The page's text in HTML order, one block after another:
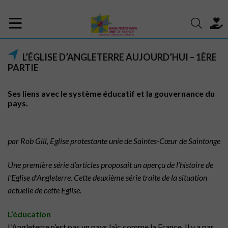
L’ÉGLISE D’ANGLETERRE AUJOURD’HUI – 1ÈRE
PARTIE
Ses liens avec le système éducatif et la gouvernance du
pays.
par Rob Gill, Eglise protestante unie de Saintes-Cœur de Saintonge
Une première série d’articles proposait un aperçu de l’histoire de
l’Eglise d’Angleterre. Cette deuxième série traite de la situation
actuelle de cette Eglise.
L’éducation